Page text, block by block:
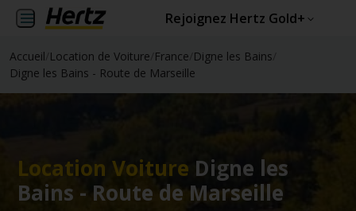
Rejoignez Hertz Gold+
Accueil Location de Voiture France Digne les Bains
Digne les Bains - Route de Marseille
Location Voiture Digne les
Bains - Route de Marseille